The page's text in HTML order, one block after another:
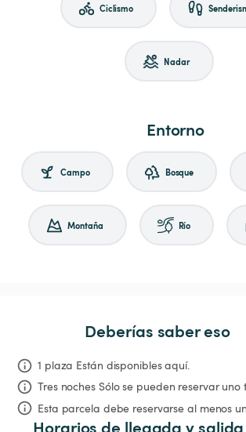
Ciclismo
Nadar
Entorno
Campo Bosque
Montaña Río
Deberías saber eso
1 plaza Están disponibles aquí.
Tres noches Sólo se pueden reservar uno
Esta parcela debe reservarse al menos
Horarios de llegada y salida